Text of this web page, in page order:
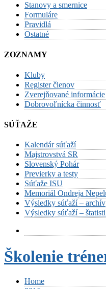
Stanovy a smernice
Formuláre
Pravidlá
Ostatné
ZOZNAMY
Kluby
Register členov
Zverejňované informácie
Dobrovoľnícka činnosť
SÚŤAŽE
Kalendár súťaží
Majstrovstvá SR
Slovenský Pohár
Previerky a testy
Súťaže ISU
Memoriál Ondreja
Výsledky súťaží – archív
Výsledky súťaží –
Školenie
Home